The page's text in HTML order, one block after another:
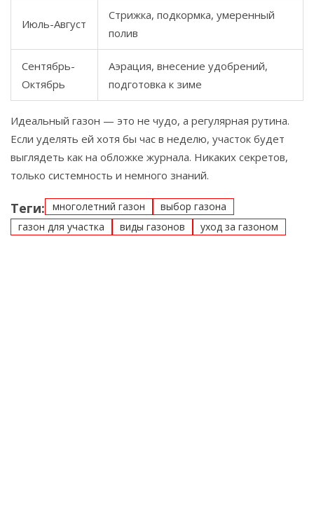
Июль-Август
Стрижка, подкормка, умеренный
полив
Сентябрь-
Октябрь
Аэрация, внесение удобрений,
подготовка к зиме
Идеальный газон — это не чудо, а регулярная рутина.
Если уделять ей хотя бы час в неделю, участок будет
выглядеть как на обложке журнала. Никаких секретов,
только системность и немного знаний.
Теги: многолетний газон
выбор газона
газон для участка
виды газонов уход за газоном